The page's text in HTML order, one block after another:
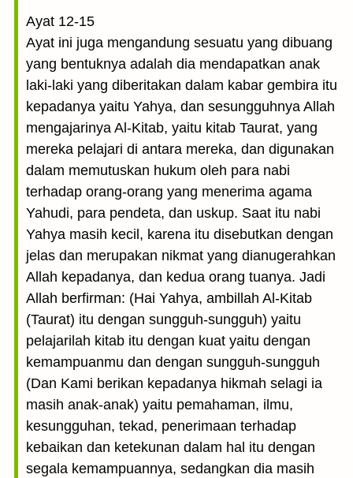
Ayat 12-15
Ayat ini juga mengandung sesuatu yang dibuang
yang bentuknya adalah dia mendapatkan anak
laki-laki yang diberitakan dalam kabar gembira itu
kepadanya yaitu Yahya, dan sesungguhnya Allah
mengajarinya Al-Kitab, yaitu kitab Taurat, yang
mereka pelajari di antara mereka, dan digunakan
dalam memutuskan hukum oleh para nabi
terhadap orang-orang yang menerima agama
Yahudi, para pendeta, dan uskup. Saat itu nabi
Yahya masih kecil, karena itu disebutkan dengan
jelas dan merupakan nikmat yang dianugerahkan
Allah kepadanya, dan kedua orang tuanya. Jadi
Allah berfirman: (Hai Yahya, ambillah Al-Kitab
(Taurat) itu dengan sungguh-sungguh) yaitu
pelajarilah kitab itu dengan kuat yaitu dengan
kemampuanmu dan dengan sungguh-sungguh
(Dan Kami berikan kepadanya hikmah selagi ia
masih anak-anak) yaitu pemahaman, ilmu,
kesungguhan, tekad, penerimaan terhadap
kebaikan dan ketekunan dalam hal itu dengan
segala kemampuannya, sedangkan dia masih